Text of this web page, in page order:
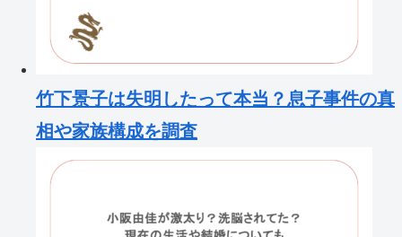
竹下景子は失明したって本当？息子事件の真
相や家族構成を調査